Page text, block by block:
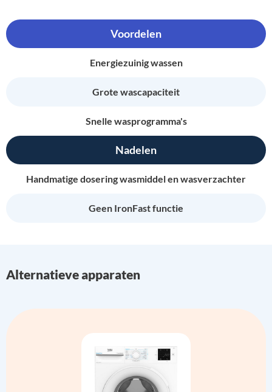
Voordelen
Energiezuinig wassen
Grote wascapaciteit
Snelle wasprogramma's
Nadelen
Handmatige dosering wasmiddel en wasverzachter
Geen IronFast functie
Alternatieve apparaten